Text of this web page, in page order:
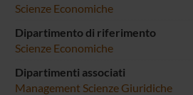
Scienze Economiche
Dipartimento di riferimento
Scienze Economiche
Dipartimenti associati
Management Scienze Giuridiche